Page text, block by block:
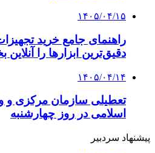
۱۴۰۵/۰۴/۱۵
راهنمای جامع خرید
دقیق‌ترین ابزارها را آنلاین
۱۴۰۵/۰۴/۱۴
تعطیلی سازمان مرکزی و
اسلامی در روز چهارشنبه
پیشنهاد سردبیر